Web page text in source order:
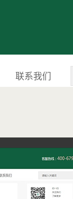
联系我们